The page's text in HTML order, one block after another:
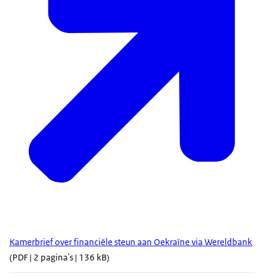
Kamerbrief over financiële steun aan Oekraïne via Wereldbank
(PDF | 2 pagina's | 136 kB)